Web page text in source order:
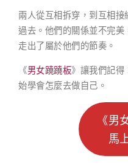
兩人從互相拆穿，到互相
過去。他們的關係並不完美
走出了屬於他們的節奏。
《男女蹺蹺板》讓我們記得
始學會怎麼去做自己。
《男
馬